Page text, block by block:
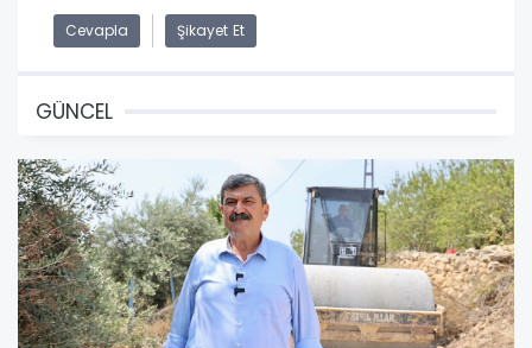
Cevapla Şikayet Et
GÜNCEL